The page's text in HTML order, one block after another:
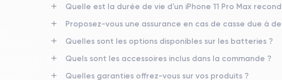
Dimensions
Écran
RAM
Quelle est la durée de vie d'un iPhone 11 Pro Max
Proposez-vous une assurance en cas de casse due à
Quelles sont les options disponibles sur les batteries ?
Quels sont les accessoires inclus dans la commande ?
Quelles garanties offrez-vous sur vos produits ?